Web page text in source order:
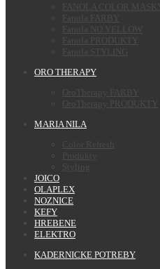
FANOLA COLOR MASKY
Fanola FARBY
Fanola NO YELLOW
Fanola PRODUKTY
Fanola STYLING
ORO THERAPY
OroTherapy FARBY
OroTherapy PRODUKTY
MARIA NILA
Color Refresh
Produkty
Styling
JOICO
OLAPLEX
NOZNICE
KEFY
HREBENE
ELEKTRO
KADERNICKE POTREBY